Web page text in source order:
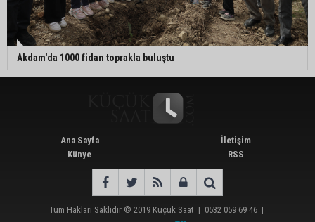
Akdam'da 1000 fidan toprakla buluştu
Ana Sayfa
Künye
İletişim
RSS
Tüm Hakları Saklıdır © 2019 Küçük Saat | 0532 059 69 46 |